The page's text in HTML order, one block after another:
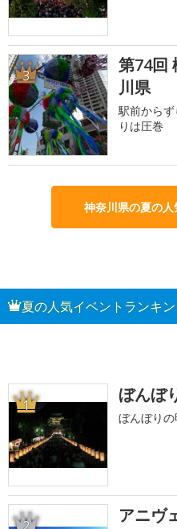
3
第74回
川県
駅前から
りは圧巻
神奈川県の夏の
夏の人気イベントランキン
1 ぼんぼ
ぼんぼり
2
アニヴ